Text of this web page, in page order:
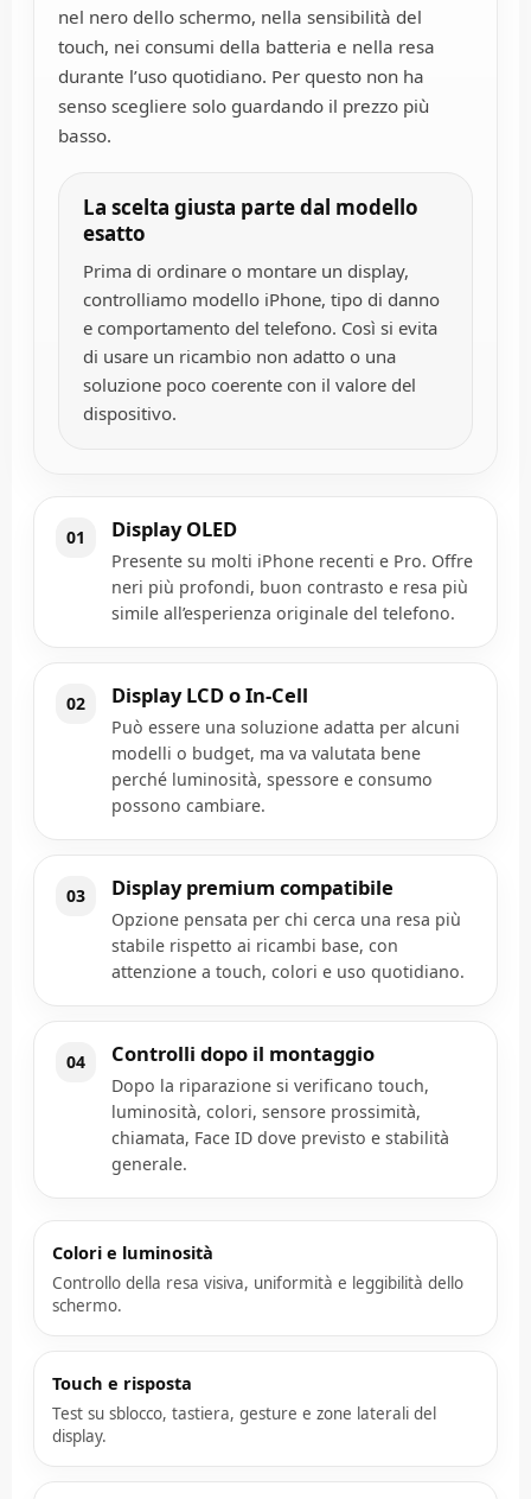
nel nero dello schermo, nella sensibilità del
touch, nei consumi della batteria e nella resa
durante l’uso quotidiano. Per questo non ha
senso scegliere solo guardando il prezzo più
basso.
La scelta giusta parte dal modello
esatto
Prima di ordinare o montare un display,
controlliamo modello iPhone, tipo di danno
e comportamento del telefono. Così si evita
di usare un ricambio non adatto o una
soluzione poco coerente con il valore del
dispositivo.
01 Display OLED
Presente su molti iPhone recenti e Pro. Offre
neri più profondi, buon contrasto e resa più
simile all’esperienza originale del telefono.
02 Display LCD o In-Cell
Può essere una soluzione adatta per alcuni
modelli o budget, ma va valutata bene
perché luminosità, spessore e consumo
possono cambiare.
03 Display premium compatibile
Opzione pensata per chi cerca una resa più
stabile rispetto ai ricambi base, con
attenzione a touch, colori e uso quotidiano.
04 Controlli dopo il montaggio
Dopo la riparazione si verificano touch,
luminosità, colori, sensore prossimità,
chiamata, Face ID dove previsto e stabilità
generale.
Colori e luminosità
Controllo della resa visiva, uniformità e leggibilità dello
schermo.
Touch e risposta
Test su sblocco, tastiera, gesture e zone laterali del
display.